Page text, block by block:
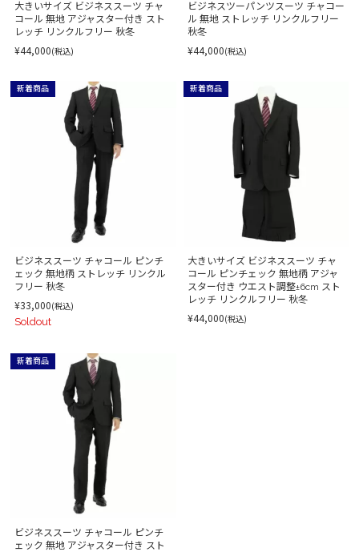
大きいサイズ ビジネススーツ チャ
コール 無地 アジャスター付き スト
レッチ リンクルフリー 秋冬
¥44,000(税込)
ビジネスツーパンツスーツ チャコー
ル 無地 ストレッチ リンクルフリー
秋冬
¥44,000(税込)
新着商品
ビジネススーツ チャコール ピンチ
ェック 無地柄 ストレッチ リンクル
フリー 秋冬
¥33,000(税込)
Soldout
新着商品
大きいサイズ ビジネススーツ チャ
コール ピンチェック 無地柄 アジャ
スター付き ウエスト調整±6cm スト
レッチ リンクルフリー 秋冬
¥44,000(税込)
新着商品
ビジネススーツ チャコール ピンチ
ェック 無地 アジャスター付き スト